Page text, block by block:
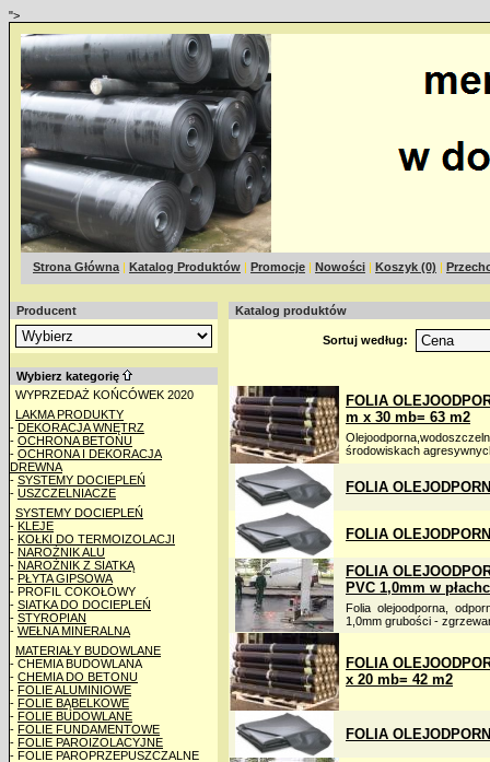
">
Strona Główna | Katalog Produktów | Promocje | Nowości | Koszyk (0) |
Producent
Wybierz kategorię
WYPRZEDAŻ KOŃCÓWEK 2020
LAKMA PRODUKTY
- DEKORACJA WNĘTRZ
- OCHRONA BETONU
- OCHRONA I DEKORACJA
DREWNA
- SYSTEMY DOCIEPLEŃ
- USZCZELNIACZE
SYSTEMY DOCIEPLEŃ
- KLEJE
- KOŁKI DO TERMOIZOLACJI
- NAROŻNIK ALU
- NAROŻNIK Z SIATKĄ
- PŁYTA GIPSOWA
- PROFIL COKOŁOWY
- SIATKA DO DOCIEPLEŃ
- STYROPIAN
- WEŁNA MINERALNA
MATERIAŁY BUDOWLANE
- CHEMIA BUDOWLANA
- CHEMIA DO BETONU
- FOLIE ALUMINIOWE
- FOLIE BĄBELKOWE
- FOLIE BUDOWLANE
- FOLIE FUNDAMENTOWE
- FOLIE PAROIZOLACYJNE
- FOLIE PAROPRZEPUSZCZALNE
Katalog produktów
Sortuj według:
FOLIA
m x 30 mb= 63 m2
środowiskach
FOLIA
FOLIA
FOLIA
PVC 1,0mm w
Folia olejoodporna,
1,0mm grubości -
FOLIA
x 20 mb= 42 m2
FOLIA